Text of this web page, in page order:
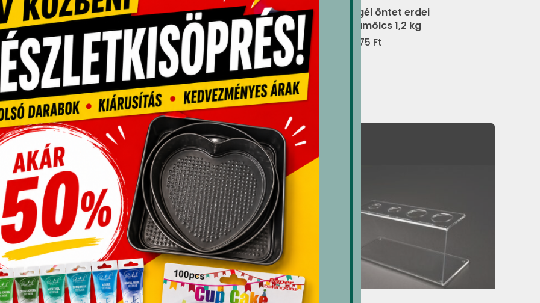
gél öntet meggy 1,2 kg
Ft
M-gél öntet karamell 1,2 kg
3,380Ft
M-gél öntet erdei
gyümölcs 1,2 kg
4,675 Ft
még…